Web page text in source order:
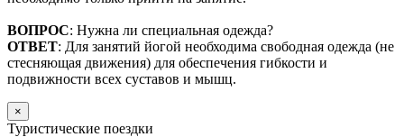
ВОПРОС: Нужна ли специальная одежда?
ОТВЕТ: Для занятий йогой необходима свободная одежда (не
стесняющая движения) для обеспечения гибкости и
подвижности всех суставов и мышц.
×
Туристические поездки